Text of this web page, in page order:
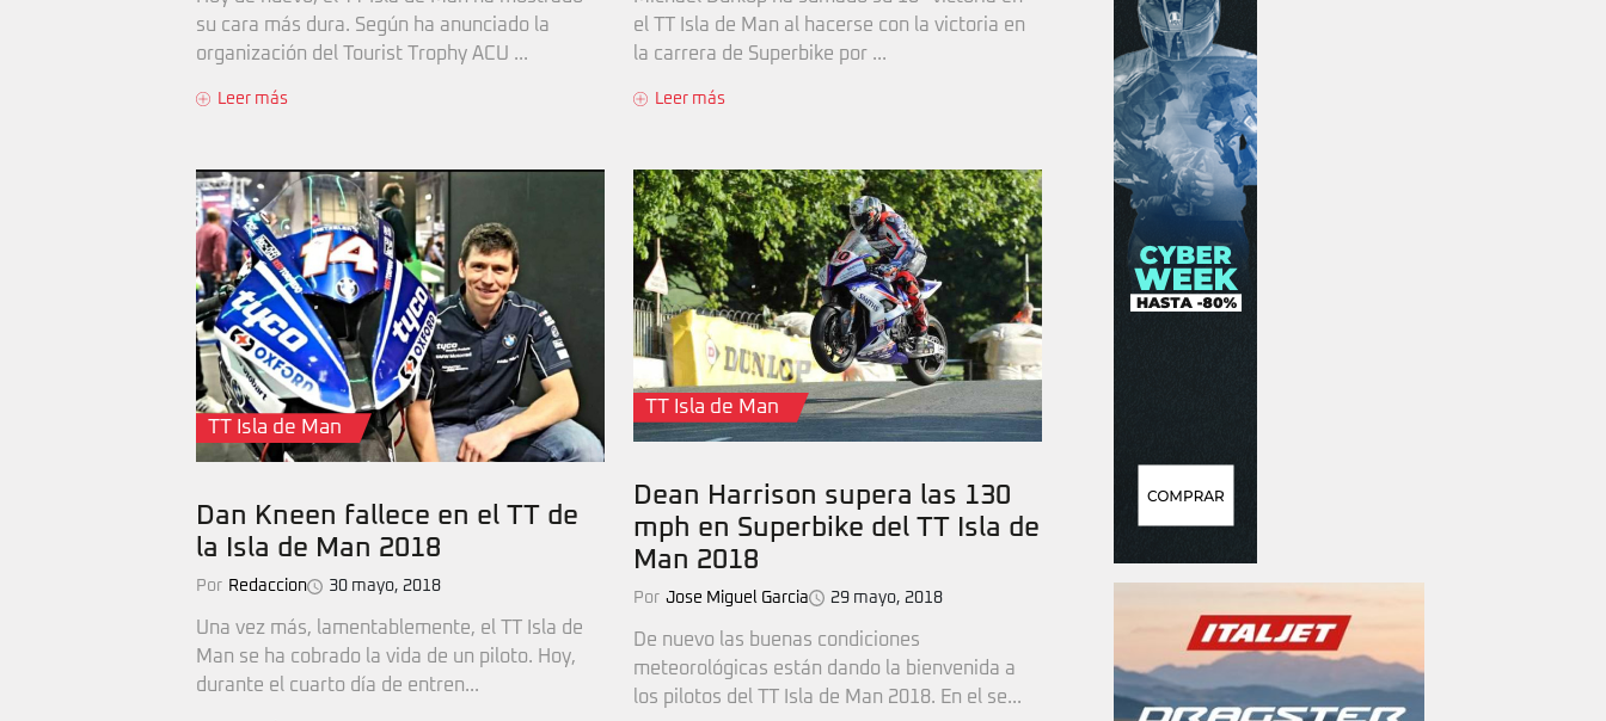
su cara más dura. Según ha anunciado la
organización del Tourist Trophy ACU ...
Leer más
el TT Isla de Man al hacerse con la victoria en
la carrera de Superbike por ...
Leer más
TT Isla de Man
Dan Kneen fallece en el TT de
la Isla de Man 2018
Por Redaccion 30 mayo, 2018
Una vez más, lamentablemente, el TT Isla de
Man se ha cobrado la vida de un piloto. Hoy,
durante el cuarto día de entren...
TT Isla de Man
Dean Harrison supera las 130
mph en Superbike del TT Isla de
Man 2018
Por Jose Miguel Garcia 29 mayo, 2018
De nuevo las buenas condiciones
meteorológicas están dando la bienvenida a
los pilotos del TT Isla de Man 2018. En el se...